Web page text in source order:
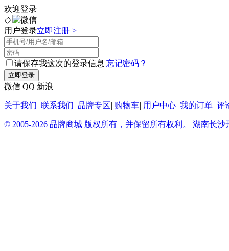
欢迎登录
◇
用户登录立即注册 >
请保存我这次的登录信息 忘记密码？
微信 QQ 新浪
关于我们| 联系我们| 品牌专区| 购物车| 用户中心| 我的订单| 评
© 2005-2026 品牌商城 版权所有，并保留所有权利。 湖南长沙